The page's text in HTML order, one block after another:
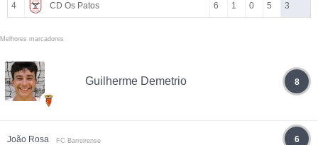
4 CD Os Patos 6 1 0 5 3
Melhores marcadores
Guilherme Demetrio 8
João Rosa FC Barreirense 6